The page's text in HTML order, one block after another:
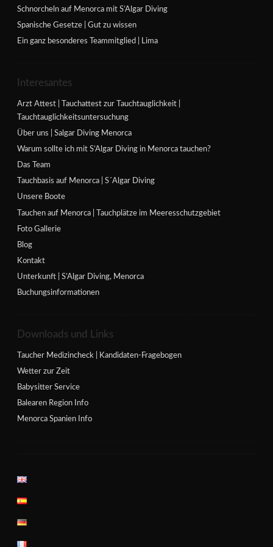
Schnorcheln auf Menorca mit S’Algar Diving
Spanische Gesetze | Gut zu wissen
Ein ganz besonderes Teammitglied | Lima
Interesantes
Arzt Attest | Tauchattest zur Tauchtauglichkeit |
Tauchtauglichkeitsuntersuchung
Über uns | Salgar Diving Menorca
Warum sollte ich mit S’Algar Diving in Menorca tauchen?
Das Team
Tauchbasis auf Menorca | S´Algar Diving
Unsere Boote
Tauchen auf Menorca | Tauchplätze im Meeresschutzgebiet
Foto Gallerie
Blog
Kontakt
Unterkunft | S’Algar Diving, Menorca
Buchungsinformationen
Downloads und Links
Taucher Medizincheck | Kandidaten-Fragebogen
Wetter zur Zeit
Babysitter Service
Balearen Region Info
Menorca Spanien Info